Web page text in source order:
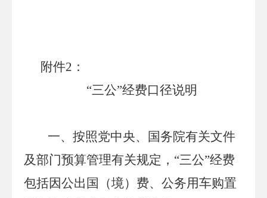
附件2 ：
“三公”经费口径说明
一、按照党中央、国务院有关文件
及部门预算管理有关规定， “三公”经费
包括因公出国（境）费、公务用车购置